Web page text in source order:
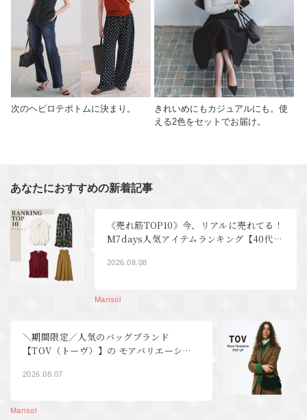
次のヘビロテボトムに決まり。
きれいめにもカジュアルにも。使
える2色をセットでお届け。
あなたにおすすめの新着記事
《売れ筋TOP10》今、リアルに売れてる！
M7days人気アイテムランキング【40代フ
2026.08.08
Marisol
＼期間限定／人気のバッグブランド
【TOV（トーヴ）】の モアバリエーショ
2026.08.07
Marisol